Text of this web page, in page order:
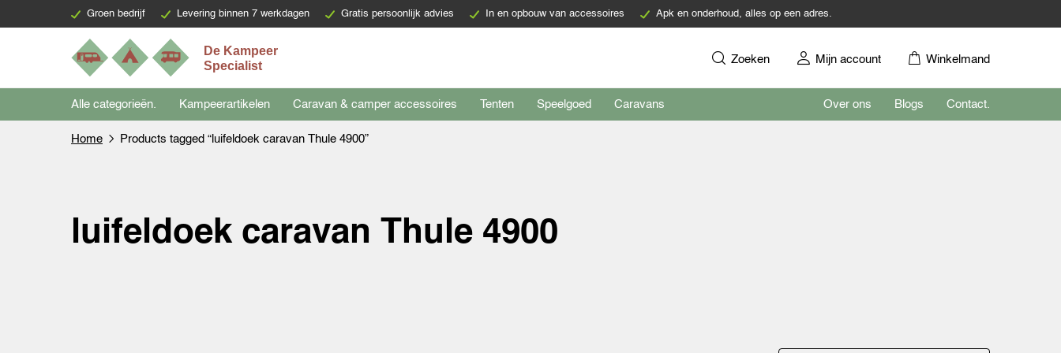
Groen bedrijf Levering binnen 7 werkdagen Gratis persoonlijk advies In en opbouw van accessoires Apk en onderhoud, alles op een adres.
Zoeken Mijn account Winkelmand
Alle categorieën. Kampeerartikelen Caravan & camper accessoires Tenten Speelgoed Caravans Over ons Blogs Contact.
Home Products tagged “luifeldoek caravan Thule 4900”
luifeldoek caravan Thule 4900